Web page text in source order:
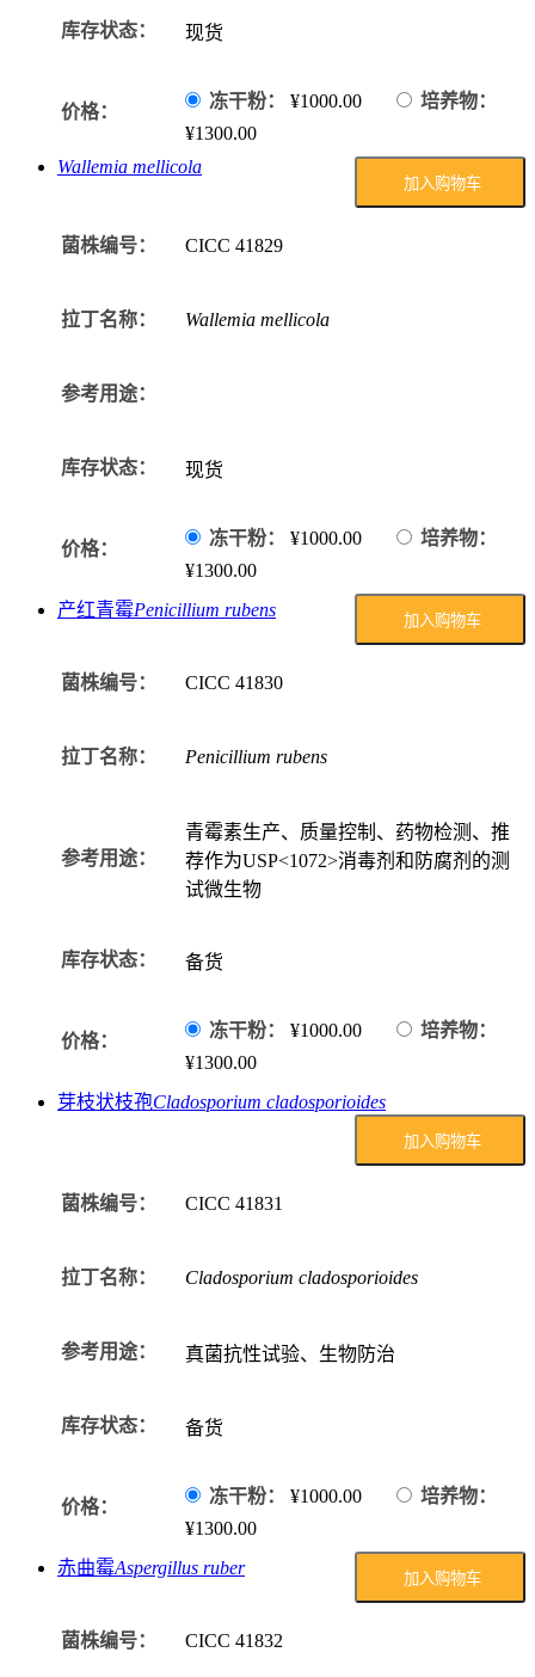
库存状态： 现货
价格：
冻干粉： ¥1000.00
培养物：
¥1300.00
Wallemia mellicola
加入购物车
菌株编号： CICC 41829
拉丁名称： Wallemia mellicola
参考用途：
库存状态： 现货
价格：
冻干粉： ¥1000.00
培养物：
¥1300.00
产红青霉Penicillium rubens
加入购物车
菌株编号： CICC 41830
拉丁名称： Penicillium rubens
参考用途：
青霉素生产、质量控制、药物检测、推
荐作为USP<1072>消毒剂和防腐剂的测
试微生物
库存状态： 备货
价格：
冻干粉： ¥1000.00
培养物：
¥1300.00
芽枝状枝孢Cladosporium cladosporioides
加入购物车
菌株编号： CICC 41831
拉丁名称： Cladosporium cladosporioides
参考用途： 真菌抗性试验、生物防治
库存状态： 备货
价格：
冻干粉： ¥1000.00
培养物：
¥1300.00
赤曲霉Aspergillus ruber
加入购物车
菌株编号： CICC 41832